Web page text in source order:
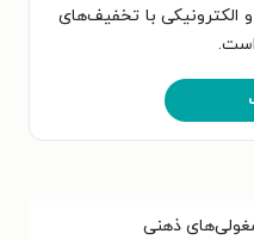
الکترونیکی با تخفیف‌های
است.
ذهنی